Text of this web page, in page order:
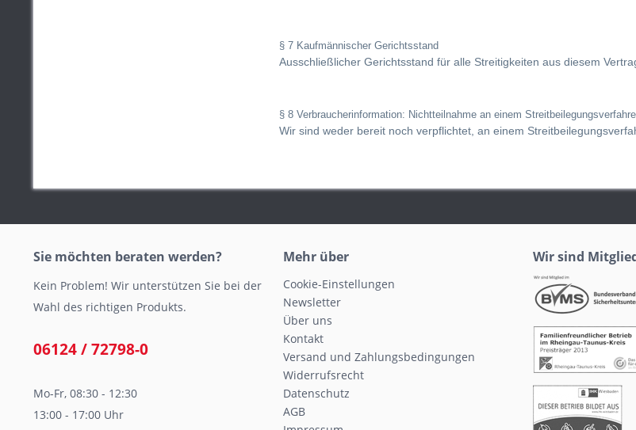
§ 7 Kaufmännischer Gerichtsstand
Ausschließlicher Gerichtsstand für alle Streitigkeiten aus diesem
§ 8 Verbraucherinformation: Nichtteilnahme an einem
Wir sind weder bereit noch verpflichtet, an einem
Sie möchten beraten werden?
Kein Problem! Wir unterstützen Sie bei der
Wahl des richtigen Produkts.
06124 / 72798-0
Mo-Fr, 08:30 - 12:30
13:00 - 17:00 Uhr
Mehr über
Cookie-Einstellungen
Newsletter
Über uns
Kontakt
Versand und Zahlungsbedingungen
Widerrufsrecht
Datenschutz
AGB
Wir sind